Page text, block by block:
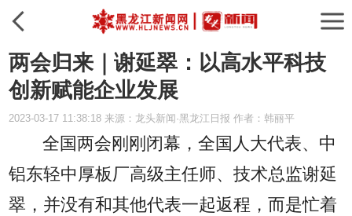
两会归来｜谢延翠：以高水平科技
创新赋能企业发展
2023-03-17 11:38:18 来源：龙头新闻·黑龙江日报 作者：韩丽平
全国两会刚刚闭幕，全国人大代表、中
铝东轻中厚板厂高级主任师、技术总监谢延
翠，并没有和其他代表一起返程，而是忙着